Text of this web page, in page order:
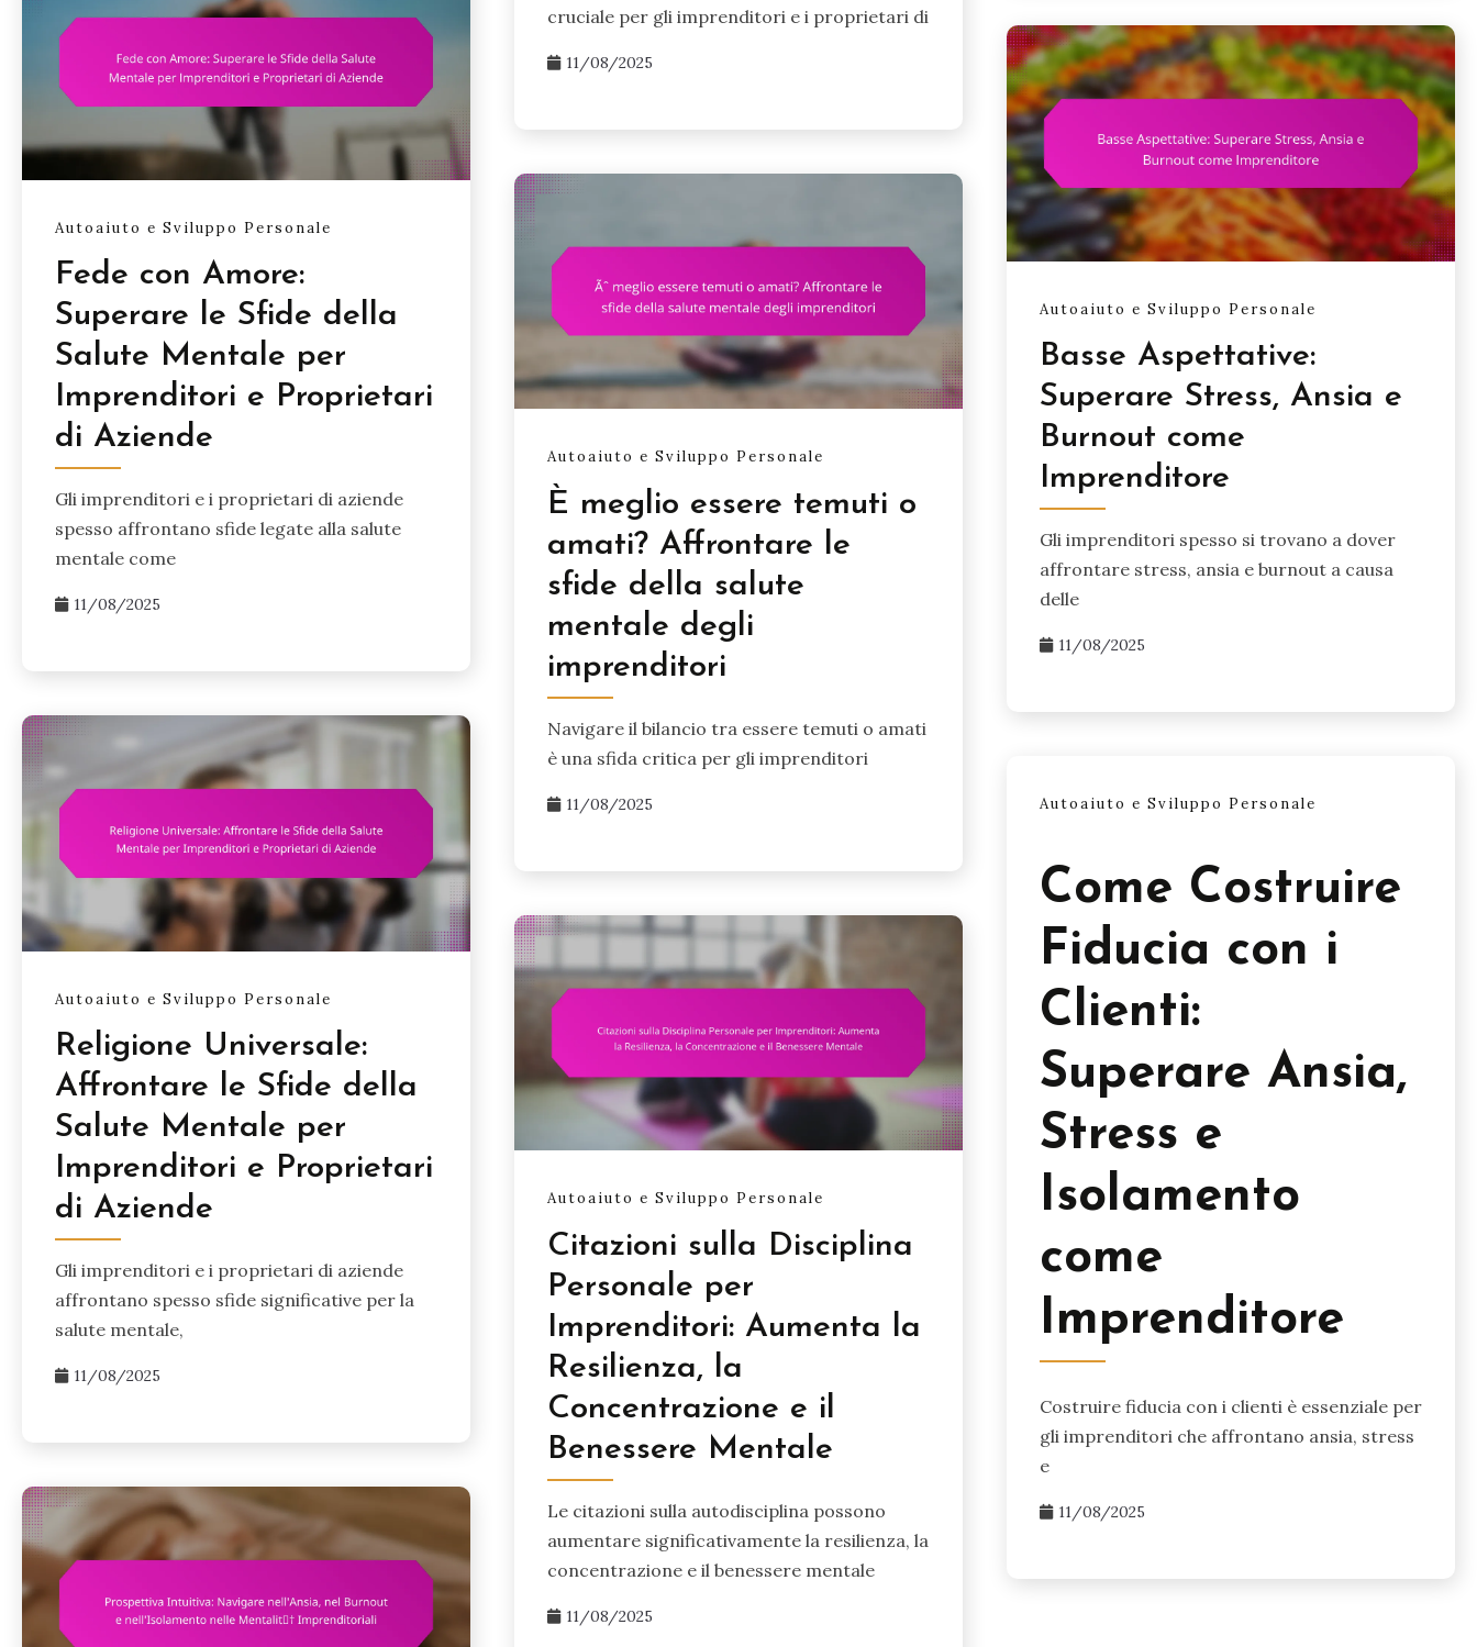
cruciale per gli imprenditori e i proprietari di
11/08/2025
Autoaiuto e Sviluppo Personale
Fede con Amore:
Superare le Sfide della
Salute Mentale per
Imprenditori e Proprietari
di Aziende
Gli imprenditori e i proprietari di aziende
spesso affrontano sfide legate alla salute
mentale come
11/08/2025
Autoaiuto e Sviluppo Personale
Basse Aspettative:
Superare Stress, Ansia e
Burnout come
Imprenditore
Gli imprenditori spesso si trovano a dover
affrontare stress, ansia e burnout a causa
delle
11/08/2025
Autoaiuto e Sviluppo Personale
È meglio essere temuti o
amati? Affrontare le
sfide della salute
mentale degli
imprenditori
Navigare il bilancio tra essere temuti o amati
è una sfida critica per gli imprenditori
11/08/2025
Autoaiuto e Sviluppo Personale
Religione Universale:
Affrontare le Sfide della
Salute Mentale per
Imprenditori e Proprietari
di Aziende
Gli imprenditori e i proprietari di aziende
affrontano spesso sfide significative per la
salute mentale,
11/08/2025
Autoaiuto e Sviluppo Personale
Come Costruire
Fiducia con i
Clienti:
Superare Ansia,
Stress e
Isolamento
come
Imprenditore
Costruire fiducia con i clienti è essenziale per
gli imprenditori che affrontano ansia, stress
e
11/08/2025
Autoaiuto e Sviluppo Personale
Citazioni sulla Disciplina
Personale per
Imprenditori: Aumenta la
Resilienza, la
Concentrazione e il
Benessere Mentale
Le citazioni sulla autodisciplina possono
aumentare significativamente la resilienza, la
concentrazione e il benessere mentale
11/08/2025